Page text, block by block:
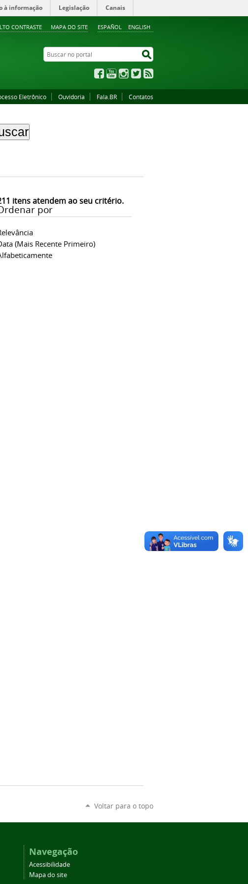
ESPAÑOL ENGLISH
CONTRASTE MAPA DO SITE
à informação Legislação Canais
Buscar no portal
FacebookYouTubeInstagram
Twitter
Eletrônico Ouvidoria Fala.BR Contatos
itens atendem ao seu critério.
por
(mais Recente Primeiro)
Voltar para o topo
Navegação
Acessibilidade
Mapa do site